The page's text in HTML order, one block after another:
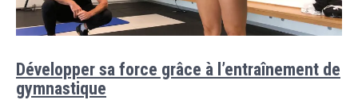
Développer sa force grâce à l’entraînement de
gymnastique